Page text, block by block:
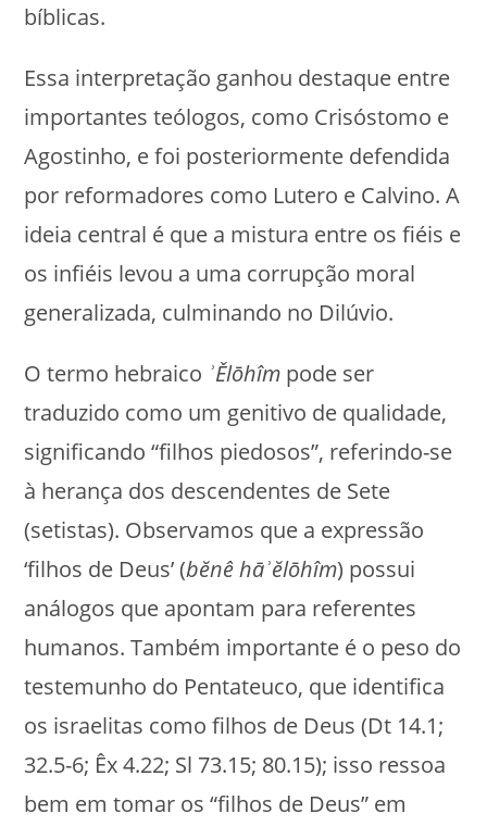
bíblicas.
Essa interpretação ganhou destaque entre
importantes teólogos, como Crisóstomo e
Agostinho, e foi posteriormente defendida
por reformadores como Lutero e Calvino. A
ideia central é que a mistura entre os fiéis e
os infiéis levou a uma corrupção moral
generalizada, culminando no Dilúvio.
O termo hebraico ʾĚlōhîm pode ser
traduzido como um genitivo de qualidade,
significando “filhos piedosos”, referindo-se
à herança dos descendentes de Sete
(setistas). Observamos que a expressão
‘filhos de Deus’ (bĕnê hāʾĕlōhîm) possui
análogos que apontam para referentes
humanos. Também importante é o peso do
testemunho do Pentateuco, que identifica
os israelitas como filhos de Deus (Dt 14.1;
32.5-6; Êx 4.22; Sl 73.15; 80.15); isso ressoa
bem em tomar os “filhos de Deus” em